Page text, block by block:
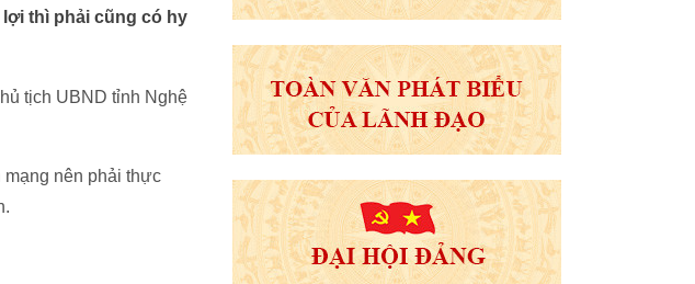
thì phải cũng có hy
tịch UBND tỉnh Nghệ
mạng nên phải thực